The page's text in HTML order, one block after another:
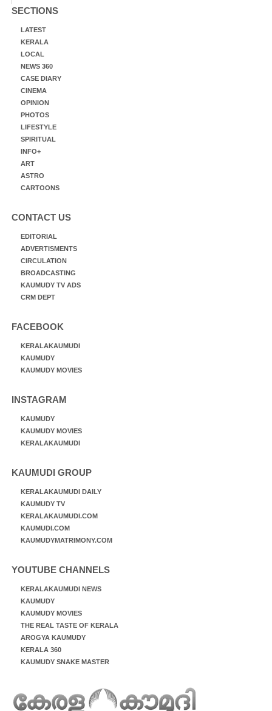
SECTIONS
LATEST
KERALA
LOCAL
NEWS 360
CASE DIARY
CINEMA
OPINION
PHOTOS
LIFESTYLE
SPIRITUAL
INFO+
ART
ASTRO
CARTOONS
CONTACT US
EDITORIAL
ADVERTISMENTS
CIRCULATION
BROADCASTING
KAUMUDY TV ADS
CRM DEPT
FACEBOOK
KERALAKAUMUDI
KAUMUDY
KAUMUDY MOVIES
INSTAGRAM
KAUMUDY
KAUMUDY MOVIES
KERALAKAUMUDI
KAUMUDI GROUP
KERALAKAUMUDI DAILY
KAUMUDY TV
KERALAKAUMUDI.COM
KAUMUDI.COM
KAUMUDYMATRIMONY.COM
YOUTUBE CHANNELS
KERALAKAUMUDI NEWS
KAUMUDY
KAUMUDY MOVIES
THE REAL TASTE OF KERALA
AROGYA KAUMUDY
KERALA 360
KAUMUDY SNAKE MASTER